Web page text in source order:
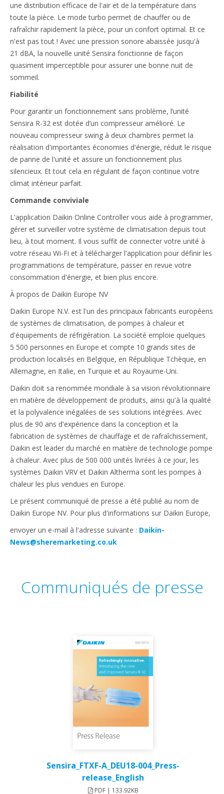
une distribution efficace de l'air et de la température dans
toute la pièce. Le mode turbo permet de chauffer ou de
rafraîchir rapidement la pièce, pour un confort optimal. Et ce
n'est pas tout ! Avec une pression sonore abaissée jusqu'à
21 dBA, la nouvelle unité Sensira fonctionne de façon
quasiment imperceptible pour assurer une bonne nuit de
sommeil.
Fiabilité
Pour garantir un fonctionnement sans problème, l’unité
Sensira R-32 est dotée d’un compresseur amélioré. Le
nouveau compresseur swing à deux chambres permet la
réalisation d'importantes économies d'énergie, réduit le risque
de panne de l'unité et assure un fonctionnement plus
silencieux. Et tout cela en régulant de façon continue votre
climat intérieur parfait.
Commande conviviale
L'application Daikin Online Controller vous aide à programmer,
gérer et surveiller votre système de climatisation depuis tout
lieu, à tout moment. Il vous suffit de connecter votre unité à
votre réseau Wi-Fi et à télécharger l'application pour définir les
programmations de température, passer en revue votre
consommation d'énergie, et bien plus encore.
À propos de Daikin Europe NV
Daikin Europe N.V. est l'un des principaux fabricants européens
de systèmes de climatisation, de pompes à chaleur et
d'équipements de réfrigération. La société emploie quelques
5 500 personnes en Europe et compte 10 grands sites de
production localisés en Belgique, en République Tchèque, en
Allemagne, en Italie, en Turquie et au Royaume-Uni.
Daikin doit sa renommée mondiale à sa vision révolutionnaire
en matière de développement de produits, ainsi qu'à la qualité
et la polyvalence inégalées de ses solutions intégrées. Avec
plus de 90 ans d'expérience dans la conception et la
fabrication de systèmes de chauffage et de rafraîchissement,
Daikin est leader du marché en matière de technologie pompe
à chaleur. Avec plus de 500 000 unités livrées à ce jour, les
systèmes Daikin VRV et Daikin Altherma sont les pompes à
chaleur les plus vendues en Europe.
Le présent communiqué de presse a été publié au nom de
Daikin Europe NV. Pour plus d'informations sur Daikin Europe,
envoyer un e-mail à l'adresse suivante : Daikin-
News@sheremarketing.co.uk
Communiqués de presse
Sensira_FTXF-A_DEU18-004_Press-
release_English
PDF | 133.92KB